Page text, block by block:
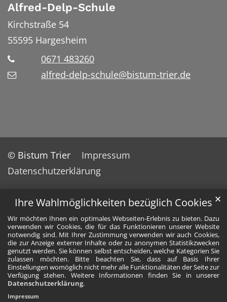
Ihre Wahlmöglichkeiten bezüglich Cookies
Wir möchten Ihnen ein optimales Webseiten-Erlebnis zu bieten. Dazu
verwenden wir Cookies, die für das Funktionieren unserer Website
notwendig sind. Mit Ihrer Zustimmung verwenden wir auch Cookies,
die zur Anzeige externer Inhalte oder zu anonymen Statistikzwecken
genutzt werden. Sie können selbst entscheiden, welche Kategorien Sie
zulassen möchten. Bitte beachten Sie, dass auf Basis Ihrer
Einstellungen womöglich nicht mehr alle Funktionalitäten der Seite zur
Verfügung stehen. Weitere Informationen finden Sie in unserer
Datenschutzerklärung.
✕
Impressum
Alfred-Delp-Schule
Kirchstraße 54
55595 Hargesheim
0671 483260
alfred-delp-schule@bistum-trier.de
© Bistum Trier
Impressum
Datenschutzerklärung